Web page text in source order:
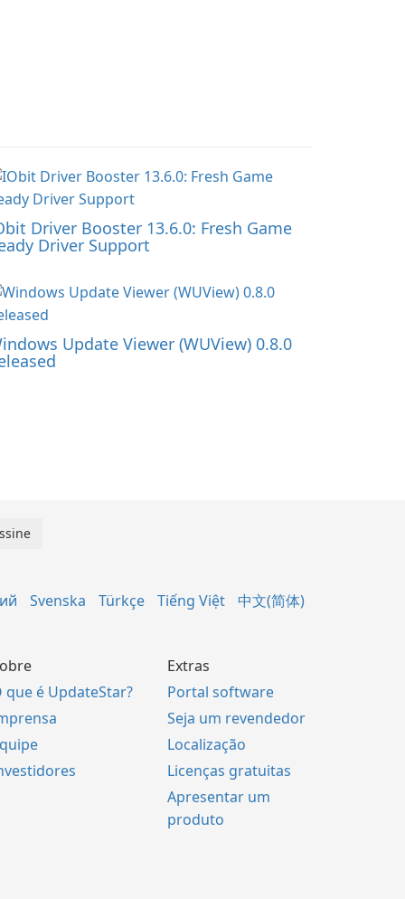
Driver Booster 13.6.0: Fresh Game
Driver Support
Update Viewer (WUView) 0.8.0
Svenska Türkçe Tiếng Việt
中文(简体)
que é UpdateStar?
Extras
Portal software
Seja um revendedor
Localização
Licenças gratuitas
Apresentar um
produto